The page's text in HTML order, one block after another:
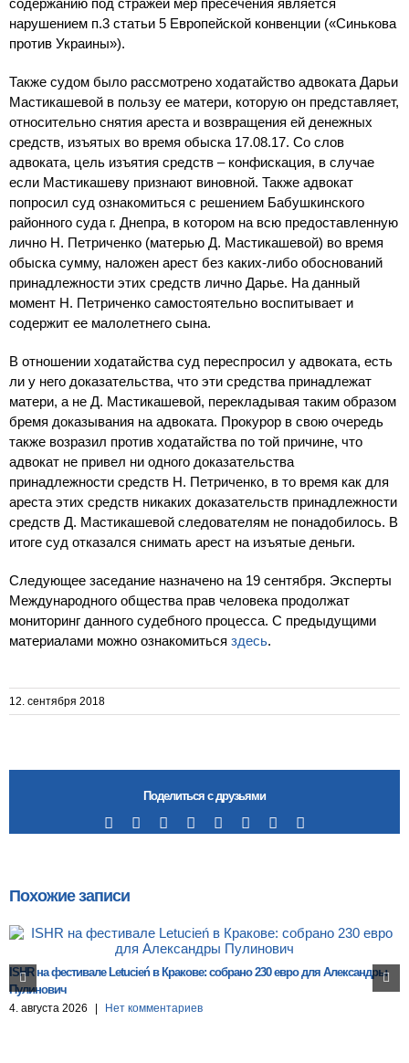
нарушением п.3 статьи 5 Европейской конвенции («Синькова
против Украины»).
Также судом было рассмотрено ходатайство адвоката Дарьи
Мастикашевой в пользу ее матери, которую он представляет,
относительно снятия ареста и возвращения ей денежных
средств, изъятых во время обыска 17.08.17. Со слов
адвоката, цель изъятия средств – конфискация, в случае
если Мастикашеву признают виновной. Также адвокат
попросил суд ознакомиться с решением Бабушкинского
районного суда г. Днепра, в котором на всю предоставленную
лично Н. Петриченко (матерью Д. Мастикашевой) во время
обыска сумму, наложен арест без каких-либо обоснований
принадлежности этих средств лично Дарье. На данный
момент Н. Петриченко самостоятельно воспитывает и
содержит ее малолетнего сына.
В отношении ходатайства суд переспросил у адвоката, есть
ли у него доказательства, что эти средства принадлежат
матери, а не Д. Мастикашевой, перекладывая таким образом
бремя доказывания на адвоката. Прокурор в свою очередь
также возразил против ходатайства по той причине, что
адвокат не привел ни одного доказательства
принадлежности средств Н. Петриченко, в то время как для
ареста этих средств никаких доказательств принадлежности
средств Д. Мастикашевой следователям не понадобилось. В
итоге суд отказался снимать арест на изъятые деньги.
Следующее заседание назначено на 19 сентября. Эксперты
Международного общества прав человека продолжат
мониторинг данного судебного процесса. С предыдущими
материалами можно ознакомиться здесь.
12. сентября 2018
Поделиться с друзьями
Facebook RedditLinkedIn
TumblrPinterest
Похожие записи
ISHR на фестивале Letucień в Кракове: собрано 230 евро для Александры
Пулинович
4. августа 2026 Нет комментариев